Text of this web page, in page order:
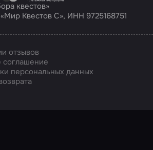
квестов»
Квестов С», ИНН 9725168751
отзывов
соглашение
персональных данных